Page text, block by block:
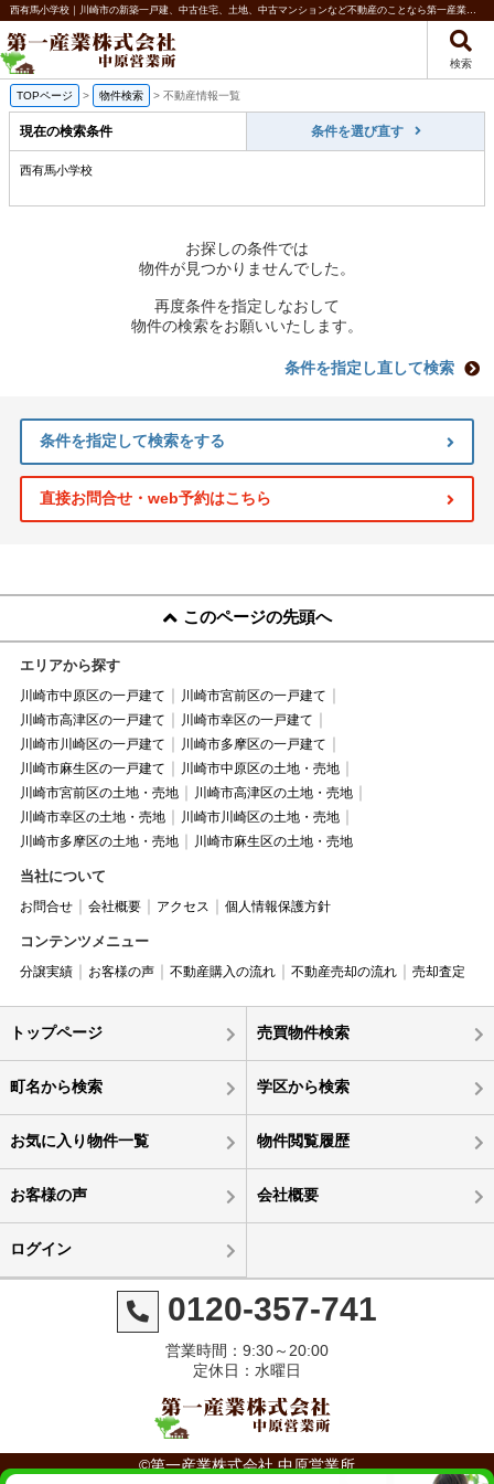
西有馬小学校｜川崎市の新築一戸建、中古住宅、土地、中古マンションなど不動産のことなら第一産業株式会社 中原営業所
検索
TOPページ > 物件検索 > 不動産情報一覧
現在の検索条件 条件を選び直す
西有馬小学校
お探しの条件では
物件が見つかりませんでした。
再度条件を指定しなおして
物件の検索をお願いいたします。
条件を指定し直して検索
条件を指定して検索をする
直接お問合せ・web予約はこちら
このページの先頭へ
エリアから探す
川崎市中原区の一戸建て
川崎市宮前区の一戸建て
川崎市高津区の一戸建て
川崎市幸区の一戸建て
川崎市川崎区の一戸建て
川崎市多摩区の一戸建て
川崎市麻生区の一戸建て
川崎市中原区の土地・売地
川崎市宮前区の土地・売地
川崎市高津区の土地・売地
川崎市幸区の土地・売地
川崎市川崎区の土地・売地
川崎市多摩区の土地・売地
川崎市麻生区の土地・売地
当社について
お問合せ 会社概要 アクセス 個人情報保護方針
コンテンツメニュー
分譲実績 お客様の声 不動産購入の流れ 不動産売却の流れ 売却査定
トップページ 売買物件検索
町名から検索 学区から検索
お気に入り物件一覧 物件閲覧履歴
お客様の声 会社概要
ログイン
0120-357-741
営業時間：9:30～20:00
定休日：水曜日
©第一産業株式会社 中原営業所